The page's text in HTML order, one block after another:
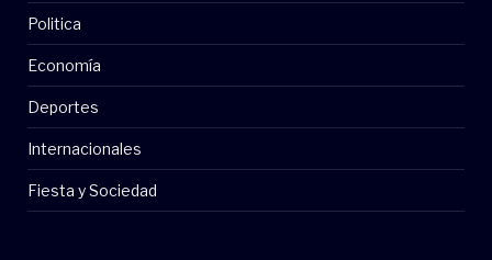
Politica
Economía
Deportes
Internacionales
Fiesta y Sociedad